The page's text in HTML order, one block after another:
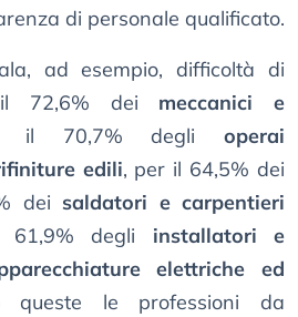
di personale qualificato.
ad esempio, difficoltà di
il 72,6% dei meccanici e
il 70,7% degli operai
edili, per il 64,5% dei
dei saldatori e carpentieri
degli installatori e
elettriche ed
queste le professioni da